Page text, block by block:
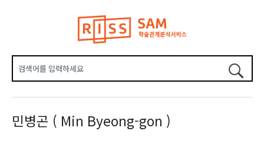
민병곤 ( Min Byeong-gon )